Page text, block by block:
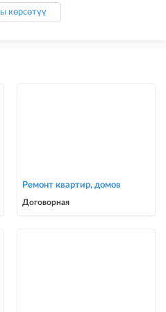
көрсөтүү
Ремонт квартир, домов
Договорная